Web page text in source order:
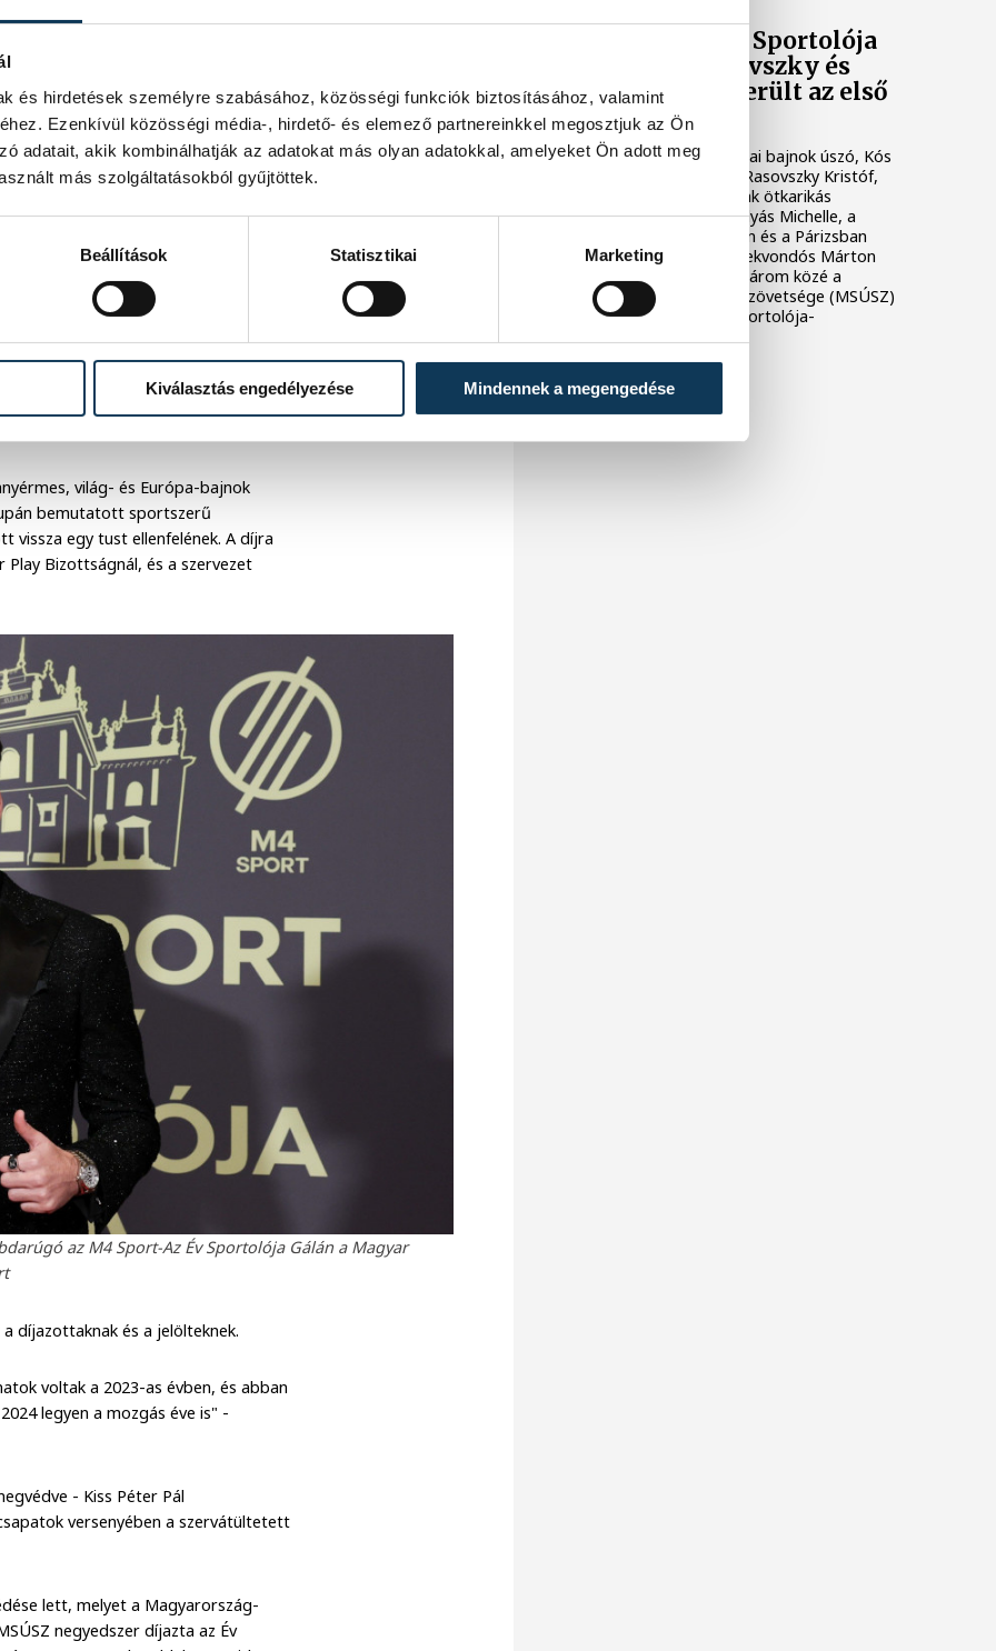
és hirdetések személyre szabásához, közösségi funkciók biztosításához, valamint
Ezenkívül közösségi média-, hirdető- és elemező partnereinkkel megosztjuk az Ön
adatait, akik kombinálhatják az adatokat más olyan adatokkal, amelyeket Ön adott meg
más szolgáltatásokból gyűjtöttek.
Beállítások Statisztikai Marketing
Kiválasztás engedélyezése Mindennek a megengedése
a Nemzet Sportolója,
elnöke, a Nemzetközi Olimpiai
elnöktől, illetve Gyulay Zsolttól, a
ismerték el a díjazott életútját.
világ- és Európa-bajnok
bemutatott sportszerű
vissza egy tust ellenfelének. A díjra
Bizottságnál, és a szervezet
az M4 Sport-Az Év Sportolója Gálán a Magyar
díjazottaknak és a jelölteknek.
voltak a 2023-as évben, és abban
legyen a mozgás éve is" -
- Kiss Péter Pál
versenyében a szervátültetett
lett, melyet a Magyarország-
negyedszer díjazta az Év
M4 Sport-Az Év Sportolója
Gála 2024: Rasovszky és
Szokolai is bekerült az első
háromba
A férfiaknál három olimpiai bajnok úszó, Kós
Hubert, Milák Kristóf és Rasovszky Kristóf,
míg a nőknél az ugyancsak ötkarikás
aranyérmes öttusázó Gulyás Michelle, a
kézilabdázó Klujber Katrin és a Párizsban
szintén diadalmaskodó tekvondós Márton
Viviana került a legjobb három közé a
Magyar Sportújságírók Szövetsége (MSÚSZ)
67. alkalommal kiírt Év sportolója-